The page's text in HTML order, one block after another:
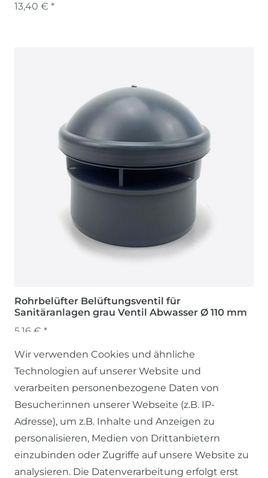
13,40 € *
Rohrbelüfter Belüftungsventil für
Sanitäranlagen grau Ventil Abwasser Ø 110 mm
5,16 € *
SERVICE
Wir verwenden Cookies und ähnliche
Technologien auf unserer Website und
verarbeiten personenbezogene Daten von
Besucher:innen unserer Webseite (z.B. IP-
Adresse), um z.B. Inhalte und Anzeigen zu
personalisieren, Medien von Drittanbietern
einzubinden oder Zugriffe auf unsere Website zu
analysieren. Die Datenverarbeitung erfolgt erst